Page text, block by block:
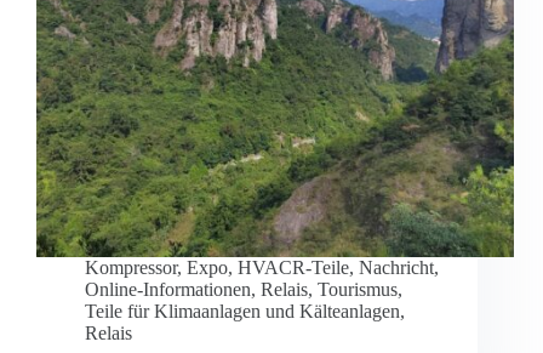
Kompressor, Expo, HVACR-Teile, Nachricht,
Online-Informationen, Relais, Tourismus,
Teile für Klimaanlagen und Kälteanlagen,
Relais